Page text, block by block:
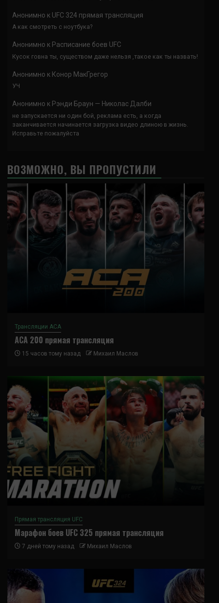
Анонимно к UFC 324 прямая трансляция
А как смотреть с ноутбука?
Анонимно к Расписание боев UFC
Кусок говна ты, существом даже нельзя ,такое как ты назвать!
Анонимно к Конор МакГрегор
УЧ
Анонимно к Рэнди Браун — Николас Далби
не запускается ни один бой, реклама есть, а когда
заканчивается начинается загрузка видео длиною в жизнь.
Исправьте пожалуйста
ВОЗМОЖНО, ВЫ ПРОПУСТИЛИ
Трансляции ACA
ACA 200 прямая трансляция
15 часов тому назад Михаил Маслов
Прямая трансляция UFC
Марафон боев UFC 325 прямая трансляция
7 дней тому назад Михаил Маслов